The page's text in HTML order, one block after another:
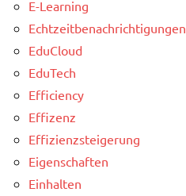
E-Learning
Echtzeitbenachrichtigungen
EduCloud
EduTech
Efficiency
Effizenz
Effizienzsteigerung
Eigenschaften
Einhalten